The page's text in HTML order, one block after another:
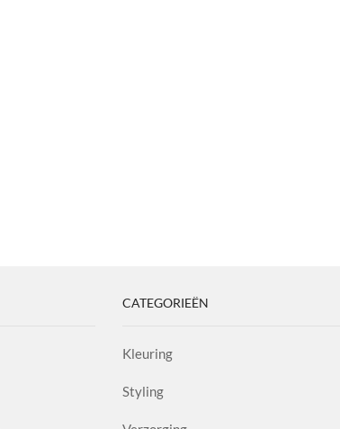
CATEGORIEËN
Kleuring
Styling